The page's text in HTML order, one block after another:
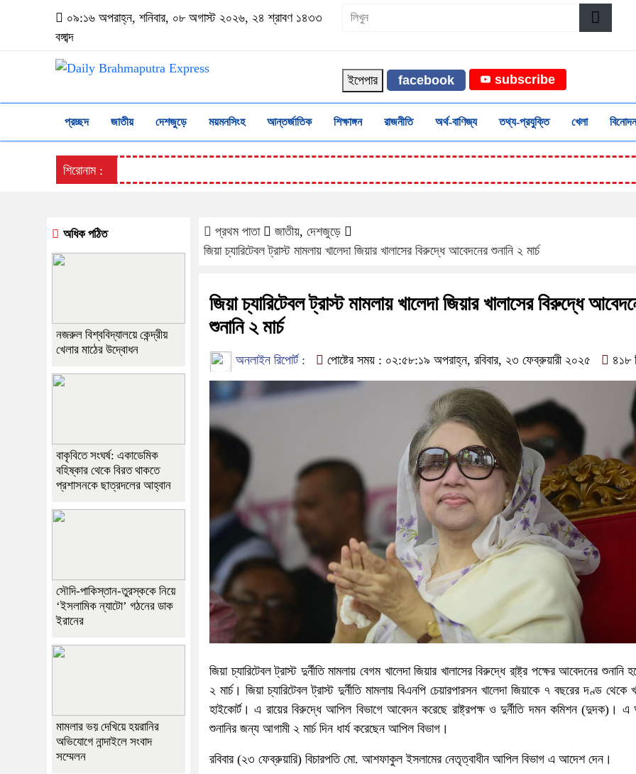
০৯:১৬ অপরাহ্ন, শনিবার, ০৮ অগাস্ট ২০২৬, ২৪ শ্রাবণ ১৪৩৩
বঙ্গাব্দ
ইপেপার facebook subscribe
প্রচ্ছদ জাতীয় দেশজুড়ে ময়মনসিংহ আন্তর্জাতিক শিক্ষাঙ্গন রাজনীতি অর্থ-বাণিজ্য তথ্য-প্রযুক্তি খেলা বিনোদন
শিরোনাম :
প্রথম পাতা জাতীয়, দেশজুড়ে
জিয়া চ্যারিটেবল ট্রাস্ট মামলায় খালেদা জিয়ার খালাসের বিরুদ্ধে আবেদনের শুনানি ২ মার্চ
জিয়া চ্যারিটেবল ট্রাস্ট মামলায় খালেদা জিয়ার খালাসের বিরুদ্ধে
শুনানি ২ মার্চ
অনলাইন রিপোর্ট : পোষ্টের সময় : ০২:৫৮:১৯ অপরাহ্ন, রবিবার, ২৩ ফেব্রুয়ারী ২০২৫ ৪১৮
জিয়া চ্যারিটেবল ট্রাস্ট দুর্নীতি মামলায় বেগম খালেদা জিয়ার খালাসের বিরুদ্ধে রা্ষ্ট্র পক্ষের আবেদনের শুনানি
২ মার্চ। জিয়া চ্যারিটেবল ট্রাস্ট দুর্নীতি মামলায় বিএনপি চেয়ারপারসন খালেদা জিয়াকে ৭ বছরের দণ্ড থেকে
হাইকোর্ট। এ রায়ের বিরুদ্ধে আপিল বিভাগে আবেদন করেছে রাষ্ট্রপক্ষ ও দুর্নীতি দমন কমিশন (দুদক)। এ
শুনানির জন্য আগামী ২ মার্চ দিন ধার্য করেছেন আপিল বিভাগ।
রবিবার (২৩ ফেব্রুয়ারি) বিচারপতি মো. আশফাকুল ইসলামের নেতৃত্বাধীন আপিল বিভাগ এ আদেশ দেন।
অধিক পঠিত
নজরুল বিশ্ববিদ্যালয়ে কেন্দ্রীয়
খেলার মাঠের উদ্বোধন
বাকৃবিতে সংঘর্ষ: একাডেমিক
বহিষ্কার থেকে বিরত থাকতে
প্রশাসনকে ছাত্রদলের আহ্বান
সৌদি-পাকিস্তান-তুরস্ককে নিয়ে
‘ইসলামিক ন্যাটো’ গঠনের ডাক
ইরানের
মামলার ভয় দেখিয়ে হয়রানির
অভিযোগে নান্দাইলে সংবাদ
সম্মেলন